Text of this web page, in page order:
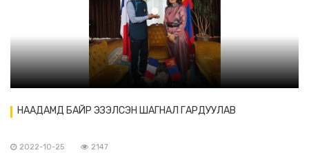
НААДАМД БАЙР ЭЗЭЛСЭН ШАГНАЛ ГАРДУУЛАВ
2022-10-25 2147